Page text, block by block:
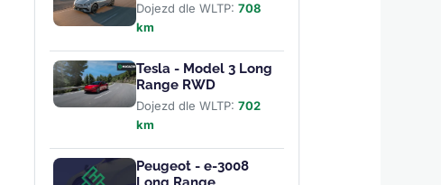
Dojezd dle WLTP: 708
km
Tesla - Model 3 Long
Range RWD
Dojezd dle WLTP: 702
km
Peugeot - e-3008